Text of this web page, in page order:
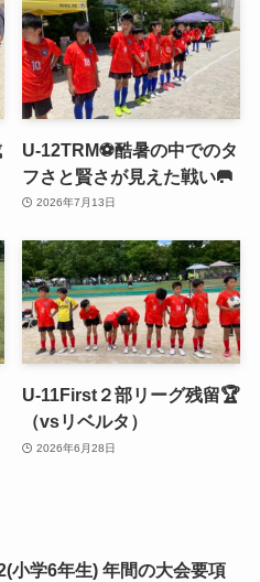
U-12TRM⚽️酷暑の中でのタ
フさと賢さが見えた戦い🥅
2026年7月13日
U-11First２部リーグ残留🏆
（vsリベルタ）
2026年6月28日
小学6年生) 年間の大会要項